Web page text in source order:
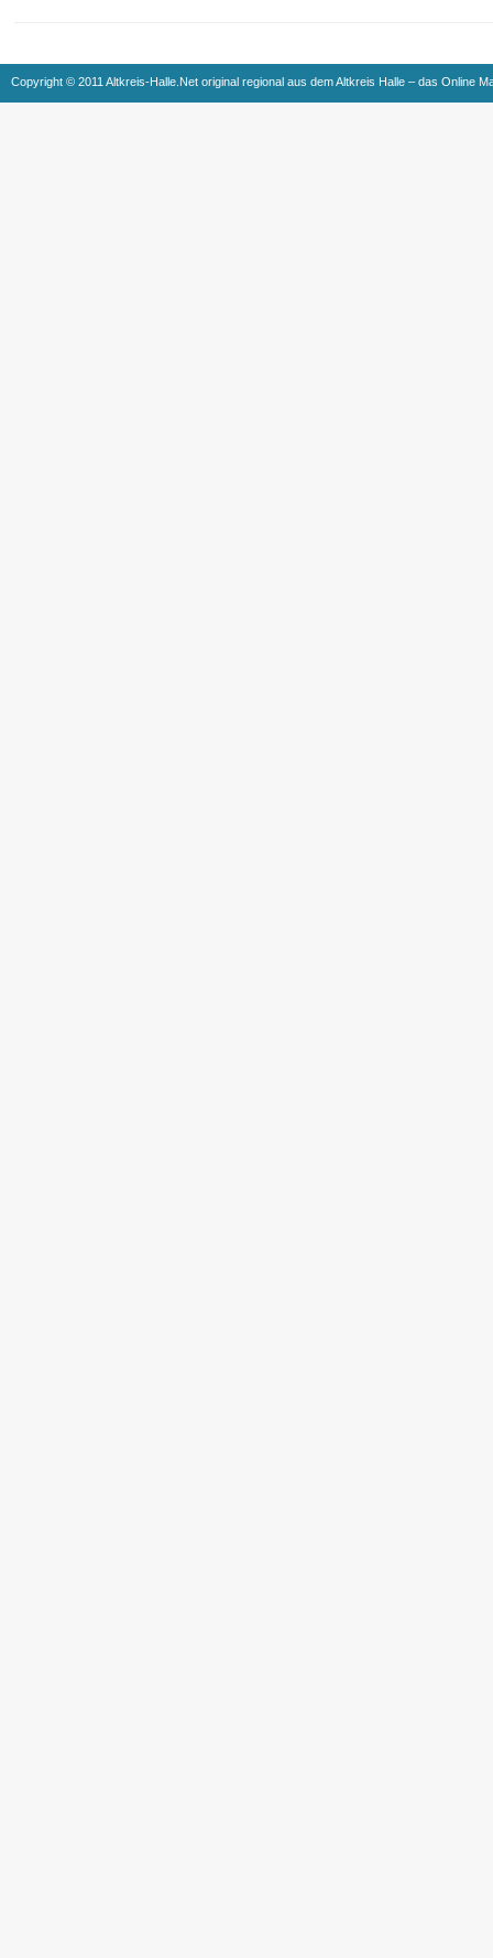
Copyright © 2011 Altkreis-Halle.Net original regional aus dem Altkreis Halle – das Online